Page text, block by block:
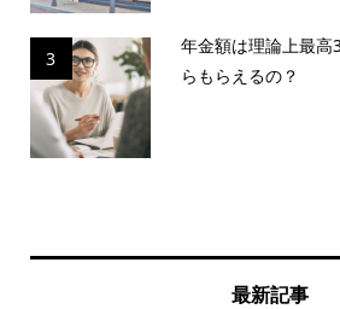
3
年金額は理論上最高
らもらえるの？
最新記事